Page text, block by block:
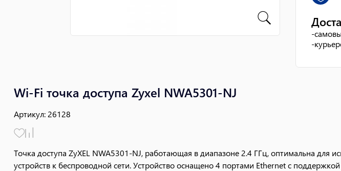
Wi-Fi точка доступа Zyxel NWA5301-NJ
Артикул: 26128
Точка доступа ZyXEL NWA5301-NJ, работающая в диапазоне 2.4 ГГц, оптимальна для
устройств к беспроводной сети. Устройство оснащено 4 портами Ethernet с
-
-